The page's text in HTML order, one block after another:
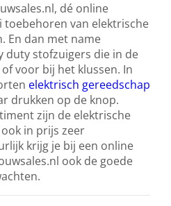
dé online
van elektrische
En dan met name
duty stofzuigers die in de
voor bij het klussen. In
elektrisch gereedschap
drukken op de knop.
zijn de elektrische
in prijs zeer
krijg je bij een online
ook de goede